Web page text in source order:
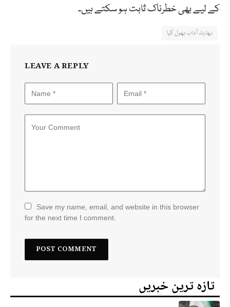
کے لیے بھی خطرناک ثابت ہو سکتے ہیں۔
بھارت آداب بھول گیا
LEAVE A REPLY
Save my name, email, and website in this browser
for the next time I comment.
تازہ ترین خبریں